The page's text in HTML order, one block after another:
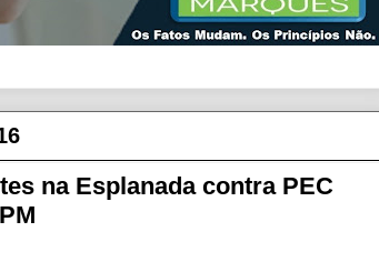
na Esplanada contra PEC